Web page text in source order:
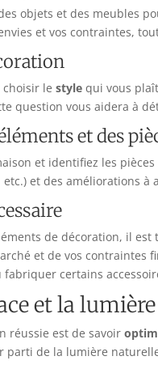
objets et des meubles
et vos contraintes,
choisir le stylequi vous plaît
question vous aidera à
et des
et identifiez les
et des améliorations à
de décoration, il est
et de vos contraintes
fabriquer certains
et la lumière
réussie est de savoir
parti de la lumière